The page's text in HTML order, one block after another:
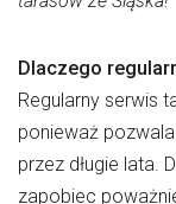
Dlaczego
Regularny serwis
ponieważ
przez długie lata.
zapobiec